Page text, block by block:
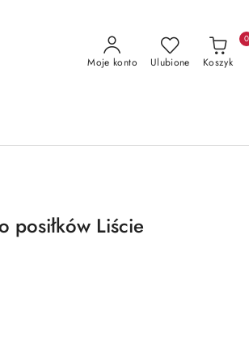
Moje konto Ulubione Koszyk
0
posiłków Liście